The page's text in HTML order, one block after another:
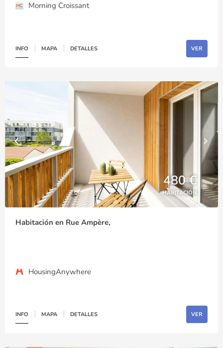
Morning Croissant
INFO MAPA DETALLES VER
480 €
HABITACIÓN
Habitación en Rue Ampère,
HousingAnywhere
INFO MAPA DETALLES VER